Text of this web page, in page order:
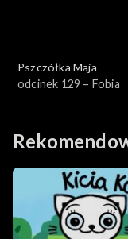
Pszczółka Maja
odcinek 129 – Fobia